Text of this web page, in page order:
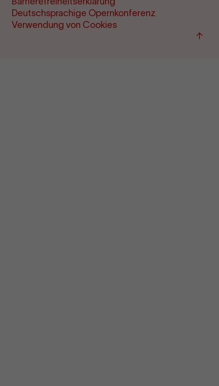
Deutschsprachige Opernkonferenz
Verwendung von Cookies
Back